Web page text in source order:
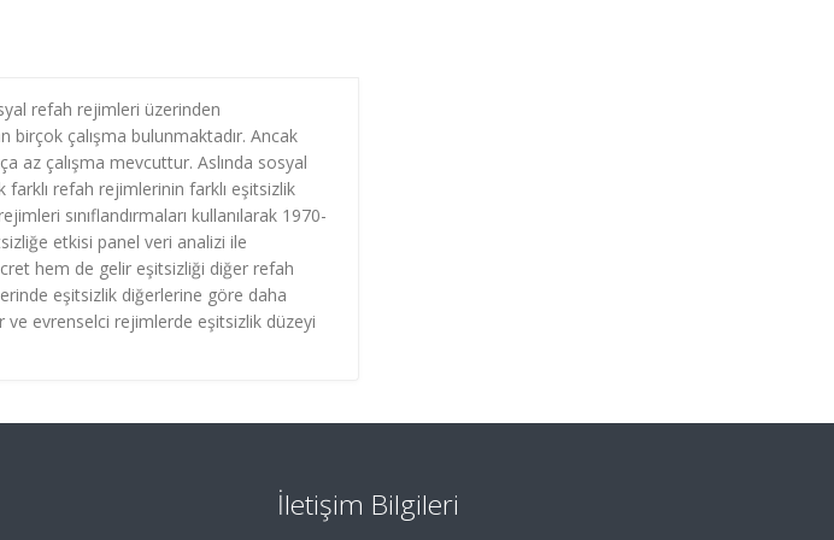
refah rejimleri üzerinden
birçok çalışma bulunmaktadır. Ancak
az çalışma mevcuttur. Aslında sosyal
farklı refah rejimlerinin farklı eşitsizlik
sınıflandırmaları kullanılarak 1970-
etkisi panel veri analizi ile
hem de gelir eşitsizliği diğer refah
eşitsizlik diğerlerine göre daha
evrenselci rejimlerde eşitsizlik düzeyi
İletişim Bilgileri